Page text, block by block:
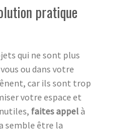
pratique
qui ne sont plus
ou dans votre
car ils sont trop
votre espace et
faites appelà
semble être la